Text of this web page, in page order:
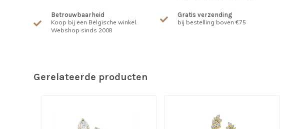
Betrouwbaarheid
Koop bij een Belgische winkel.
Webshop sinds 2008
Gratis verzending
bij bestelling boven €75
Gerelateerde producten